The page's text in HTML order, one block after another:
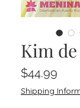
Kim
$44.99
Shipping